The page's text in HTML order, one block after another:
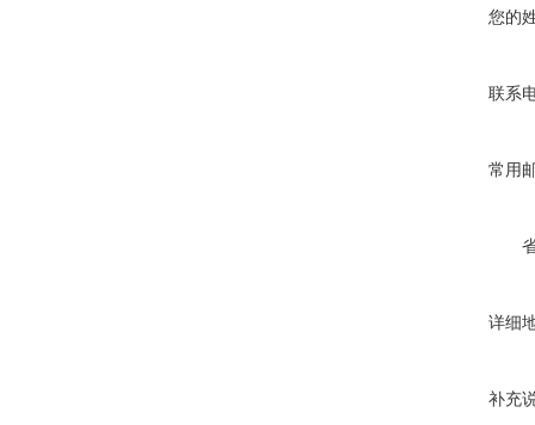
您的
联系
常用
详细
补充